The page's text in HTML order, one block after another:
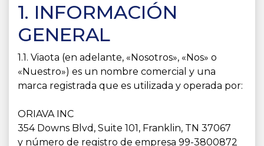
1. INFORMACIÓN
GENERAL
1.1. Viaota (en adelante, «Nosotros», «Nos» o
«Nuestro») es un nombre comercial y una
marca registrada que es utilizada y operada por:
ORIAVA INC
354 Downs Blvd, Suite 101, Franklin, TN 37067
y número de registro de empresa 99-3800872